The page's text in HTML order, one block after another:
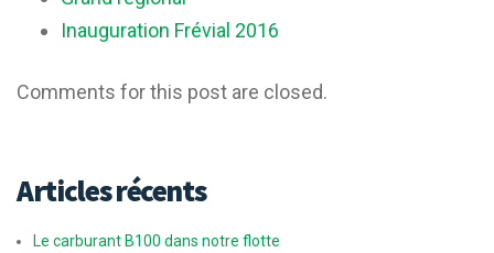
Inauguration Frévial 2016
Comments for this post are closed.
Articles récents
Le carburant B100 dans notre flotte